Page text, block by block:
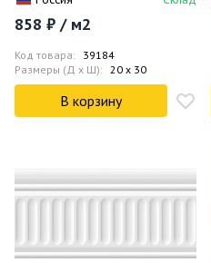
858 ₽ / м2
Код товара: 39184
Размеры (Д x Ш): 20 x 30
В корзину